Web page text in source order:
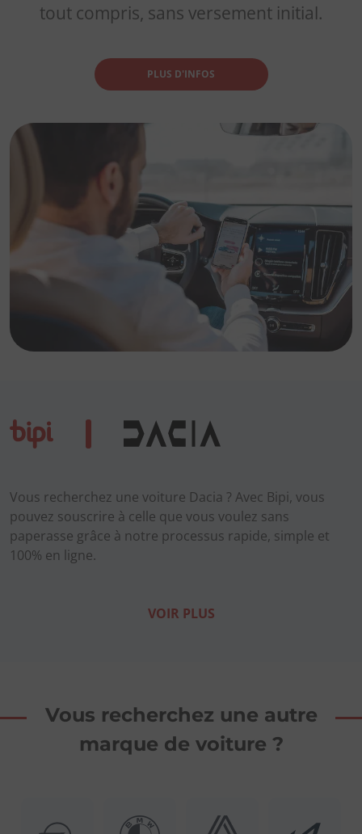
tout compris, sans versement initial.
PLUS D'INFOS
Vous recherchez une voiture Dacia ? Avec Bipi, vous
pouvez souscrire à celle que vous voulez sans
paperasse grâce à notre processus rapide, simple et
100% en ligne.
VOIR PLUS
Vous recherchez une autre
marque de voiture ?